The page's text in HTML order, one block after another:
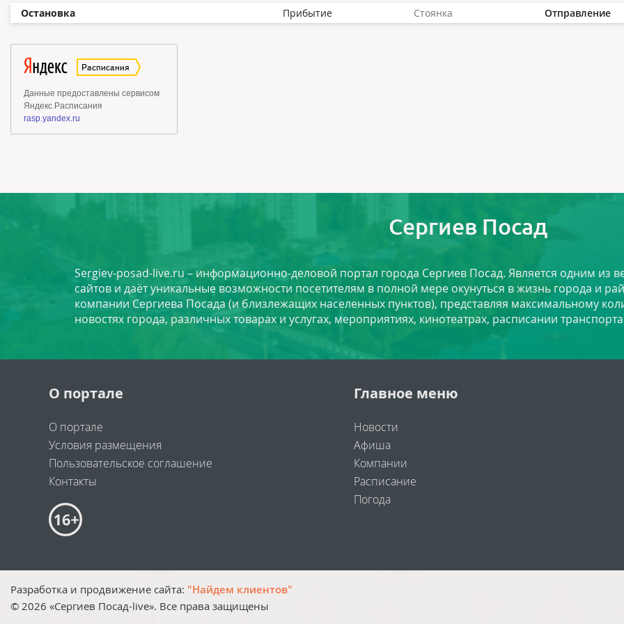
Остановка Прибытие Стоянка Отправление
Сергиев Посад
Sergiev-posad-live.ru – информационно-деловой портал города Сергиев Посад. Является одним из
сайтов и даёт уникальные возможности посетителям в полной мере окунуться в жизнь города и
компании Сергиева Посада (и близлежащих населенных пунктов), представляя максимальному
новостях города, различных товарах и услугах, мероприятиях, кинотеатрах, расписании
О портале
О портале
Условия размещения
Пользовательское соглашение
Контакты
Главное меню
Новости
Афиша
Компании
Расписание
Погода
Разработка и продвижение сайта: "Найдем клиентов"
© 2026 «Сергиев Посад-live». Все права защищены